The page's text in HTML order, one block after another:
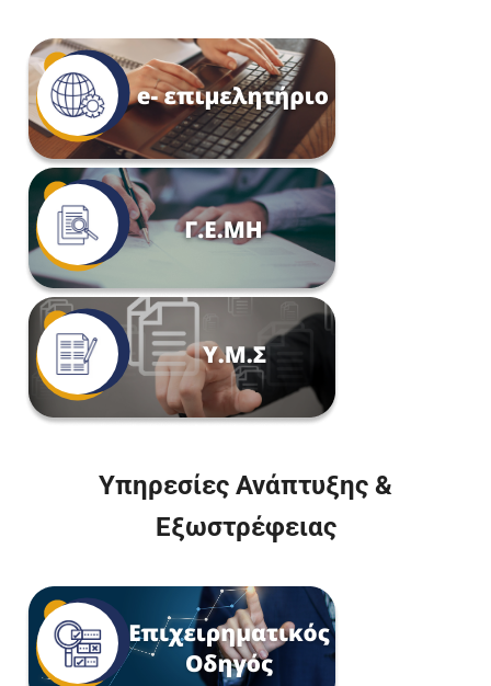
Υπηρεσίες Ανάπτυξης &
Εξωστρέφειας